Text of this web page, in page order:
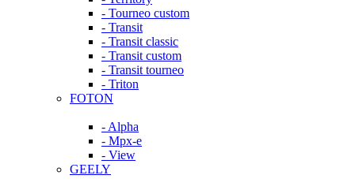
- Tourneo custom
- Transit
- Transit classic
- Transit custom
- Transit tourneo
- Triton
FOTON
- Alpha
- Mpx-e
- View
GEELY